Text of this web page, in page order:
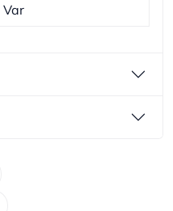
Var